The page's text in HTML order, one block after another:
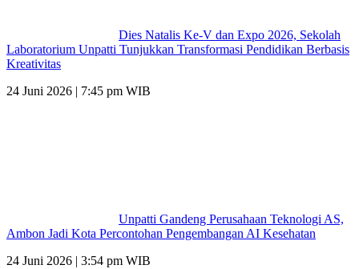
Dies Natalis Ke-V dan Expo 2026, Sekolah
Laboratorium Unpatti Tunjukkan Transformasi Pendidikan Berbasis
Kreativitas
24 Juni 2026 | 7:45 pm WIB
Unpatti Gandeng Perusahaan Teknologi AS,
Ambon Jadi Kota Percontohan Pengembangan AI Kesehatan
24 Juni 2026 | 3:54 pm WIB